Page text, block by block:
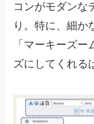
コンがモダンな
り。特に、細か
「マーキーズ
ズにしてくれる